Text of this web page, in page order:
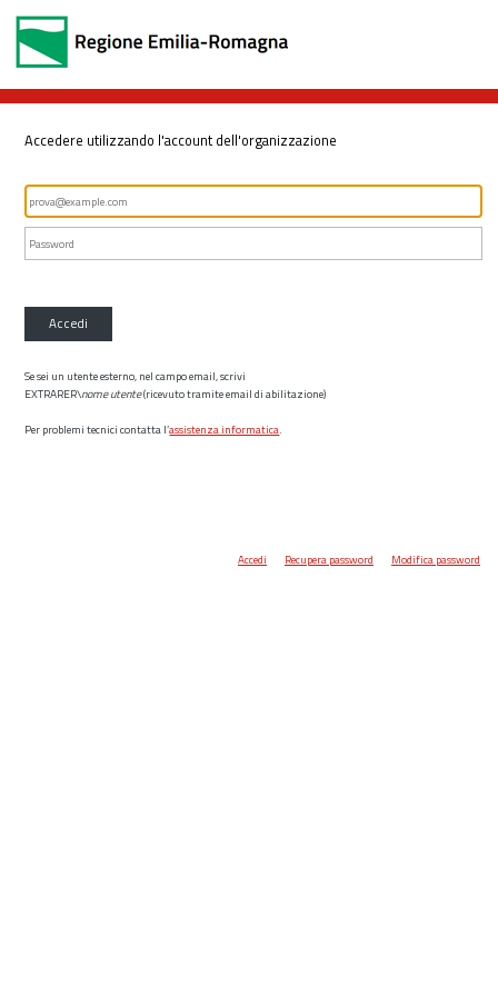
Accedere utilizzando l'account dell'organizzazione
Accedi
Se sei un utente esterno, nel campo email, scrivi
EXTRARER\nome utente(ricevuto tramite email di abilitazione)
Per problemi tecnici contatta l’assistenza informatica.
Accedi Recupera password Modifica password